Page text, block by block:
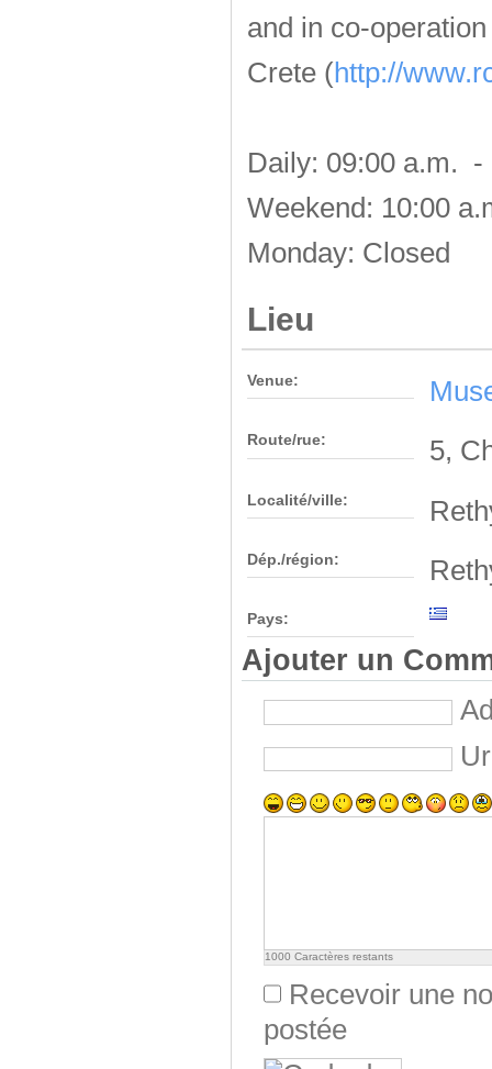
and in co-
Crete (http://
Daily: 09:00 a.m. -
Weekend: 10:00
Monday: Closed
Lieu
Venue:
Route/rue: 5,
Localité/ville:
Dép./région:
Pays:
Ajouter un
1000 Caractères restants
Recevoir une
postée